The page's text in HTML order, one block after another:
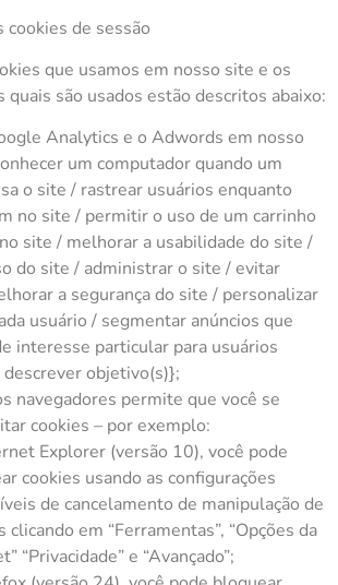
cookies de sessão
que usamos em nosso site e os
quais são usados estão descritos abaixo:
Analytics e o Adwords em nosso
um computador quando um
o site / rastrear usuários enquanto
no site / permitir o uso de um carrinho
site / melhorar a usabilidade do site /
do site / administrar o site / evitar
a segurança do site / personalizar
usuário / segmentar anúncios que
interesse particular para usuários
objetivo(s)};
navegadores permite que você se
cookies – por exemplo:
Explorer (versão 10), você pode
cookies usando as configurações
de cancelamento de manipulação de
clicando em “Ferramentas”, “Opções da
“Privacidade” e “Avançado”;